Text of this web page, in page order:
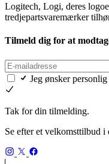
Logitech, Logi, deres
tredjepartsvaremærker
Tilmeld dig for at
Jeg ønsker
Tak for din tilmelding.
Se efter et velkomsttilbud i